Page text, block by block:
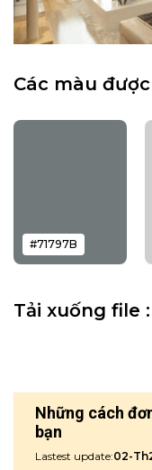
Các màu
#71797B
Tải xuống file :
Những cách
bạn
Lastest update:02-